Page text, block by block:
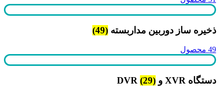
ذخیره ساز دوربین مداربسته (49)
49 محصول
دستگاه XVR و DVR (29)